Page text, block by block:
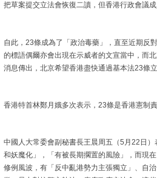
把草案提交立法會恢復二讀，但香港行政會議
自此，23條成為了「政治毒藥」，直至近期反
的標語偶爾亦會出現在示威者的文宣當中，而
消息傳出，北京希望香港盡快通過基本法23條立
香港特首林鄭月娥多次表示，23條是香港憲制
中國人大常委會副秘書長王晨周五（5月22日
和妖魔化」，「有被長期擱置的風險」，而現
修例風波，有「反中亂港勢力主張獨立」、自